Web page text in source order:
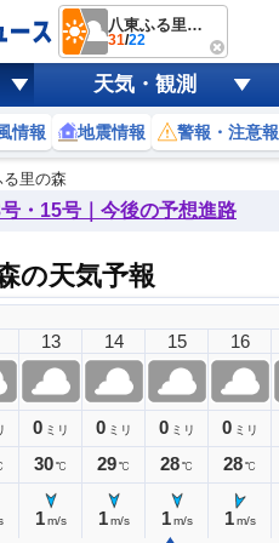
八東ふる里の森
31/22
天気・観測
情報 地震情報 警報・注意報
里の森
・15号｜今後の予想進路
の天気予報
13
0 ミリ
30℃
1 m/s
14
0 ミリ
29℃
1 m/s
15
0 ミリ
28℃
1 m/s
16
0 ミリ
28℃
1 m/s